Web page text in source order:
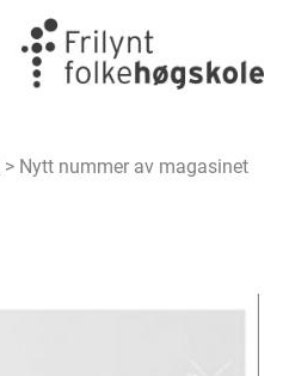
> Nytt nummer av magasinet